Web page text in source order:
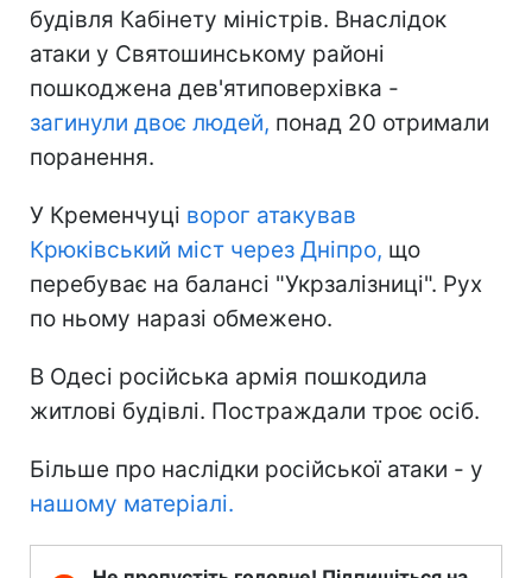
будівля Кабінету міністрів. Внаслідок
атаки у Святошинському районі
пошкоджена дев'ятиповерхівка -
загинули двоє людей, понад 20 отримали
поранення.
У Кременчуці ворог атакував
Крюківський міст через Дніпро, що
перебуває на балансі "Укрзалізниці". Рух
по ньому наразі обмежено.
В Одесі російська армія пошкодила
житлові будівлі. Постраждали троє осіб.
Більше про наслідки російської атаки - у
нашому матеріалі.